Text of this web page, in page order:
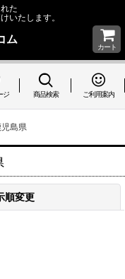
た
いたします。
ム
カート
ジ 商品検索 ご利用案内
島県
順変更